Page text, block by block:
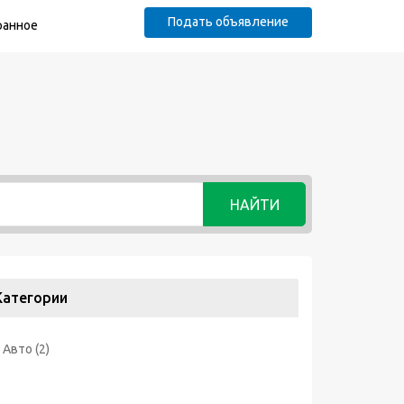
Подать объявление
НАЙТИ
Авто (2)